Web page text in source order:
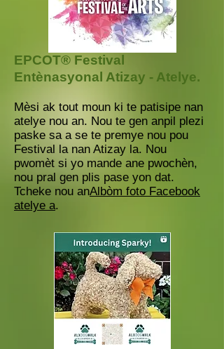
EPCOT® Festival
Entènasyonal Atizay - Atelye.
Mèsi ak tout moun ki te patisipe nan
atelye nou an. Nou te gen anpil plezi
paske sa a se te premye nou pou
Festival la nan Atizay la. Nou
pwomèt si yo mande ane pwochèn,
nou pral gen plis pase yon dat.
Tcheke nou anAlbòm foto Facebook
atelye a.